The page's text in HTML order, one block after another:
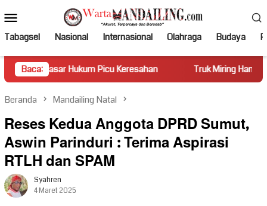
ke
kontenMobile
Tabagsel Nasional Internasional Olahraga Budaya
Baca:Picu Keresahan Truk Miring Hambat Arus Lalu
Beranda Mandailing Natal
Reses Kedua Anggota DPRD Sumut,
Aswin Parinduri : Terima Aspirasi
RTLH dan SPAM
Syahren
4 Maret 2025